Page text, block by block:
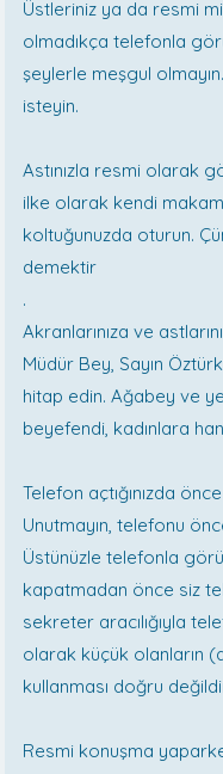
Üstleriniz ya da resmi
olmadıkça telefonla
şeylerle meşgul
isteyin.
Astınızla resmi olarak
ilke olarak kendi
koltuğunuzda oturun.
demektir
.
Akranlarınıza ve
Müdür Bey, Sayın
hitap edin. Ağabey ve
beyefendi, kadınlara
Telefon açtığınızda
Unutmayın, telefonu
Üstünüzle telefonla
kapatmadan önce siz
sekreter aracılığıyla
olarak küçük olanların
kullanması doğru
Resmi konuşma